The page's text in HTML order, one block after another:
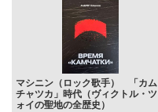
マシニン（ロック歌手） 「カム
チャツカ」時代（ヴィクトル・ツ
ォイの聖地の全歴史）